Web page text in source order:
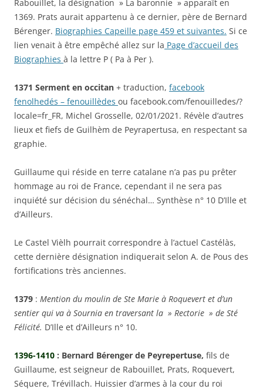
Rabouillet, la désignation » La baronnie » apparaît en
1369. Prats aurait appartenu à ce dernier, père de Bernard
Bérenger. Biographies Capeille page 459 et suivantes. Si ce
lien venait à être empêché allez sur la Page d’accueil des
Biographies à la lettre P ( Pa à Per ).
1371 Serment en occitan + traduction, facebook
fenolhedés – fenouillèdes ou facebook.com/fenouilledes/?
locale=fr_FR, Michel Grosselle, 02/01/2021. Révèle d’autres
lieux et fiefs de Guilhèm de Peyrapertusa, en respectant sa
graphie.
Guillaume qui réside en terre catalane n’a pas pu prêter
hommage au roi de France, cependant il ne sera pas
inquiété sur décision du sénéchal… Synthèse n° 10 D’Ille et
d’Ailleurs.
Le Castel Vièlh pourrait correspondre à l’actuel Castélàs,
cette dernière désignation indiquerait selon A. de Pous des
fortifications très anciennes.
1379 : Mention du moulin de Ste Marie à Roquevert et d’un
sentier qui va à Sournia en traversant la » Rectorie » de Sté
Félicité. D’Ille et d’Ailleurs n° 10.
1396-1410 : Bernard Bérenger de Peyrepertuse, fils de
Guillaume, est seigneur de Rabouillet, Prats, Roquevert,
Séquere, Trévillach. Huissier d’armes à la cour du roi